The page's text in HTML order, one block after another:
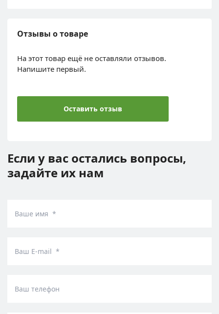
Отзывы о товаре
На этот товар ещё не оставляли отзывов.
Напишите первый.
Оставить отзыв
Если у вас остались вопросы,
задайте их нам
Ваше имя *
Ваш E-mail *
Ваш телефон